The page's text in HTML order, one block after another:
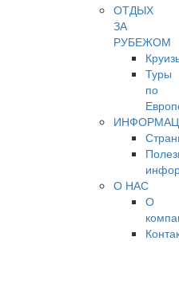
ОТДЫХ
ЗА
РУБЕЖОМ
Туры
по
О НАС
О